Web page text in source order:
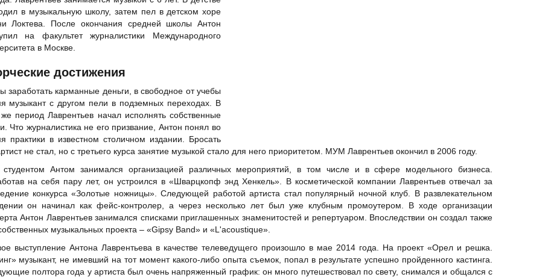
в музыкальную школу, затем пел в детском хоре
Локтева. После окончания средней школы Антон
на факультет журналистики Международного
в Москве.
достижения
заработать карманные деньги, в свободное от учебы
музыкант с другом пели в подземных переходах. В
же период Лаврентьев начал исполнять собственные
Что журналистика не его призвание, Антон понял во
практики в известном столичном издании. Бросать
не стал, но с третьего курса занятие музыкой стало для него приоритетом. МУМ Лаврентьев окончил в 2006 году.
Антом занимался организацией различных мероприятий, в том числе и в сфере модельного бизнеса.
на себя пару лет, он устроился в «Шварцкопф энд Хенкель». В косметической компании Лаврентьев отвечал за
конкурса «Золотые ножницы». Следующей работой артиста стал популярный ночной клуб. В развлекательном
он начинал как фейс-контролер, а через несколько лет был уже клубным промоутером. В ходе организации
Антон Лаврентьев занимался списками приглашенных знаменитостей и репертуаром. Впоследствии он создал также
музыкальных проекта – «Gipsy Band» и «L'acoustique».
выступление Антона Лаврентьева в качестве телеведущего произошло в мае 2014 года. На проект «Орел и решка.
музыкант, не имевший на тот момент какого-либо опыта съемок, попал в результате успешно пройденного кастинга.
полтора года у артиста был очень напряженный график: он много путешествовал по свету, снимался и общался с